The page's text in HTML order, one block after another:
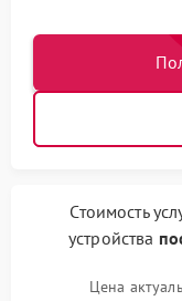
Стоимость
устройства
Цена